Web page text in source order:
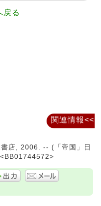
戻る
店, 2006. -- (「帝国」日
関連情報<<